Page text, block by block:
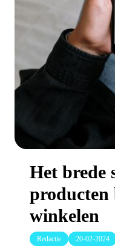
Het brede
winkelen
Redactie 20-02-2024